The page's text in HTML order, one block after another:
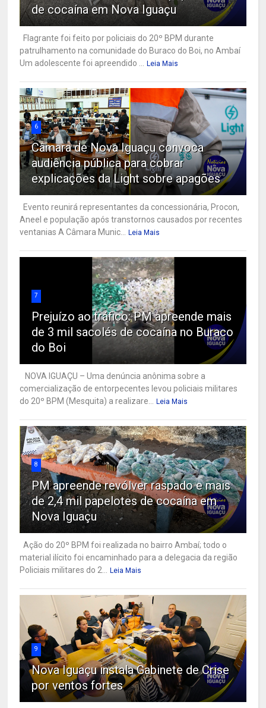
de cocaína em Nova Iguaçu
Flagrante foi feito por policiais do 20º BPM durante
patrulhamento na comunidade do Buraco do Boi, no Ambaí
Um adolescente foi apreendido ...
Leia Mais
6
Câmara de Nova Iguaçu convoca
audiência pública para cobrar
explicações da Light sobre apagões
Evento reunirá representantes da concessionária, Procon,
Aneel e população após transtornos causados por recentes
ventanias A Câmara Munic...
Leia Mais
7
Prejuízo ao tráfico: PM apreende mais
de 3 mil sacolés de cocaína no Buraco
do Boi
NOVA IGUAÇU – Uma denúncia anônima sobre a
comercialização de entorpecentes levou policiais militares
do 20º BPM (Mesquita) a realizare...
Leia Mais
8
PM apreende revólver raspado e mais
de 2,4 mil papelotes de cocaína em
Nova Iguaçu
Ação do 20º BPM foi realizada no bairro Ambaí; todo o
material ilícito foi encaminhado para a delegacia da região
Policiais militares do 2...
Leia Mais
9
Nova Iguaçu instala Gabinete de Crise
por ventos fortes